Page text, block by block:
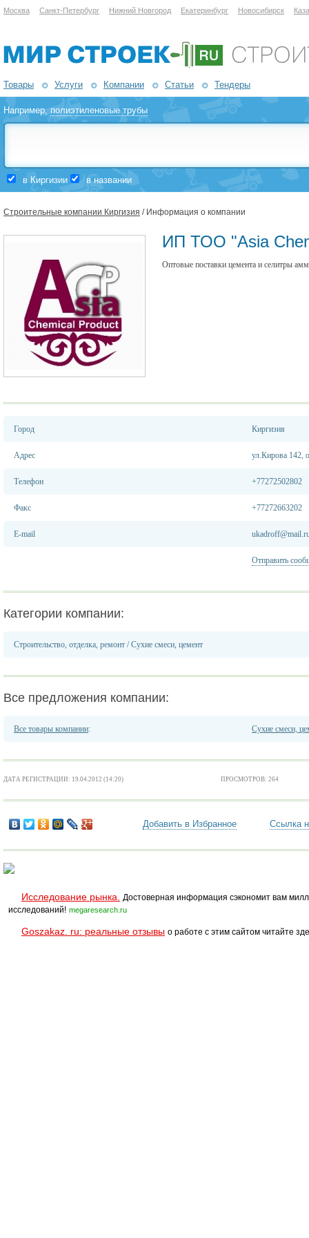
Москва Санкт-Петербург Нижний Новгород Екатеринбург Новосибирск
Товары Услуги Компании Статьи Тендеры
Например,полиэтиленовые трубы
в Киргизии в названии
Строительные компании Киргизия / Информация о компании
ИП ТОО "Asia
Оптовые поставки цемента и селитры
Город Киргизия
Адрес ул.Кирова 142,
Телефон +77272502802
Факс +77272663202
E-mail
Отправить
Категории компании:
Строительство, отделка, ремонт /Сухие смеси, цемент
Все предложения компании:
Все товары компании: Сухие смеси,
ДАТА РЕГИСТРАЦИИ: 19.04.2012 (14:20) ПРОСМОТРОВ: 264
Добавить в Избранное Ссылка
Исследование рынка.
Достоверная информация сэкономит вам
исследований! megaresearch.ru
Goszakaz. ru: реальные отзывы о работе с этим сайтом читайте